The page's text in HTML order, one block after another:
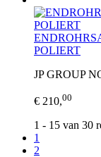
POLIERT
JP GROUP
€ 210,00
1 - 15 van 30
1
2